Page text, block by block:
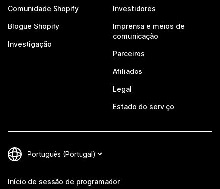
Comunidade Shopify
Blogue Shopify
Investigação
Investidores
Imprensa e meios de
comunicação
Parceiros
Afiliados
Legal
Estado do serviço
Início de sessão de programador